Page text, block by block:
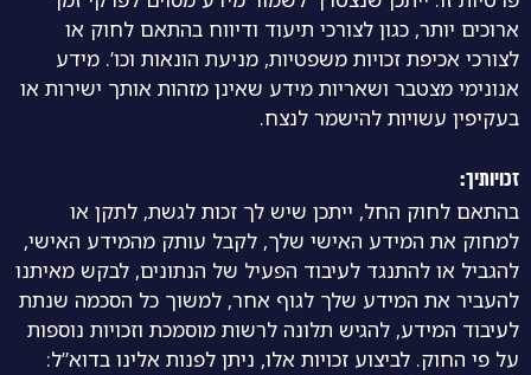
ארוכים יותר, כגון לצורכי תיעוד ודיווח בהתאם לחוק או
לצורכי אכיפת זכויות משפטיות, מניעת הונאות וכו’. מידע
אנונימי מצטבר ושאריות מידע שאינן מזהות אותך ישירות או
בעקיפין עשויות להישמר לנצח.
זכויותיך:
בהתאם לחוק החל, ייתכן שיש לך זכות לגשת, לתקן או
למחוק את המידע האישי שלך, לקבל עותק מהמידע האישי,
להגביל או להתנגד לעיבוד הפעיל של הנתונים, לבקש מאיתנו
להעביר את המידע שלך לגוף אחר, למשוך כל הסכמה שנתת
לעיבוד המידע, להגיש תלונה לרשות מוסמכת וזכויות נוספות
על פי החוק. לביצוע זכויות אלו, ניתן לפנות אלינו בדוא”ל: